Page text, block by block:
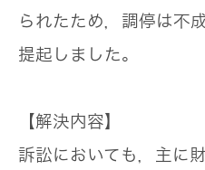
られたため，調停は不
提起しました。
【解決内容】
訴訟においても，主に